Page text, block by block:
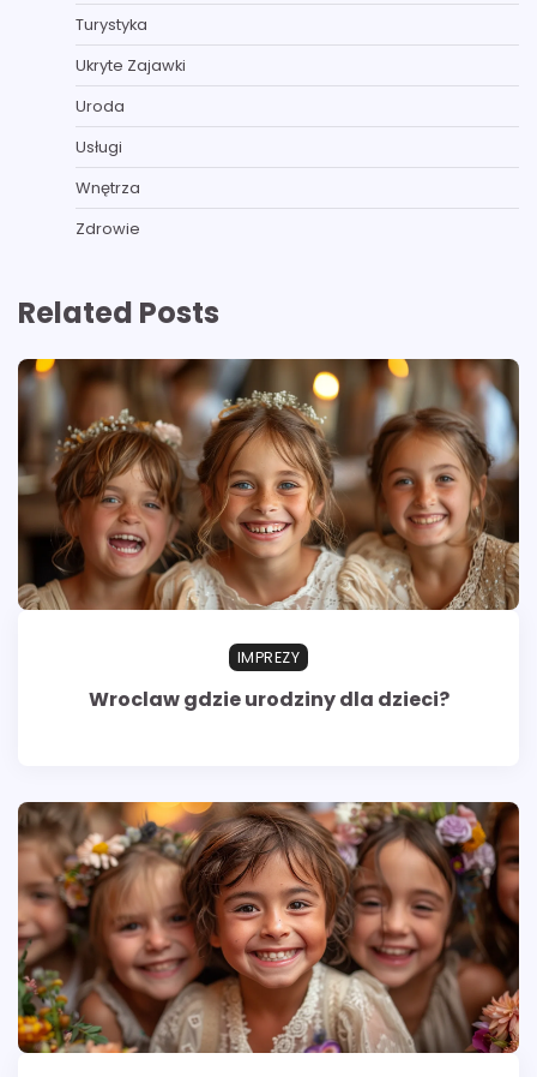
Turystyka
Ukryte Zajawki
Uroda
Usługi
Wnętrza
Zdrowie
Related Posts
IMPREZY
Wroclaw gdzie urodziny dla dzieci?